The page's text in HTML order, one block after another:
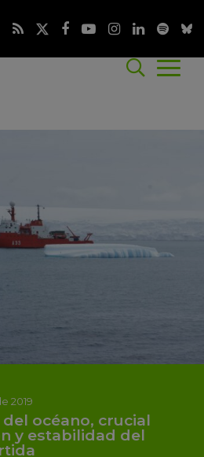
2019
océano, crucial
y estabilidad del